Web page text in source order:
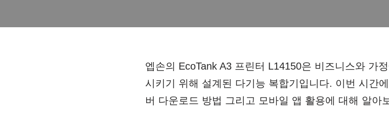
엡손의 EcoTank A3 프린터 L14150은 비즈니스와 가
시키기 위해 설계된 다기능 복합기입니다. 이번 시간
버 다운로드 방법 그리고 모바일 앱 활용에 대해 알아